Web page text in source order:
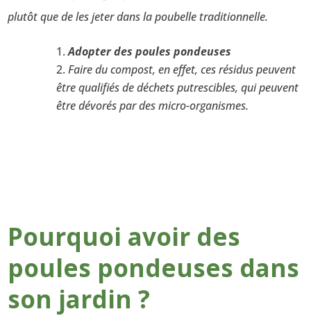
plutôt que de les jeter dans la poubelle traditionnelle.
Adopter des poules pondeuses
Faire du compost, en effet, ces résidus peuvent
être qualifiés de déchets putrescibles, qui peuvent
être dévorés par des micro-organismes.
Pourquoi avoir des
poules pondeuses dans
son jardin ?